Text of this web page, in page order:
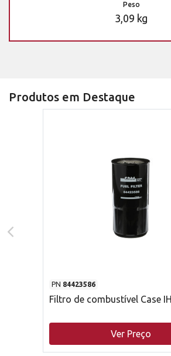
Peso
3,09 kg
Produtos em Destaque
PN 84423586
Filtro de combustível Case IH
Ver Preço